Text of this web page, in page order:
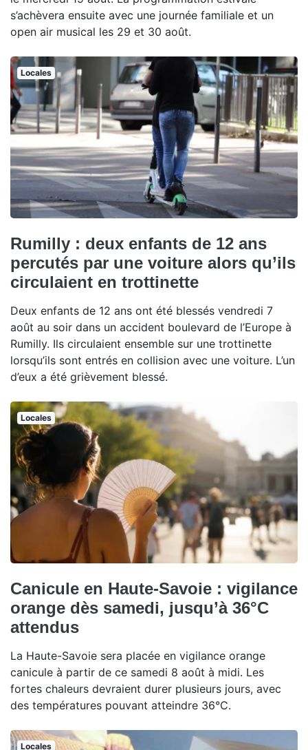
s’achèvera ensuite avec une journée familiale et un
open air musical les 29 et 30 août.
Locales
Rumilly : deux enfants de 12 ans
percutés par une voiture alors qu’ils
circulaient en trottinette
Deux enfants de 12 ans ont été blessés vendredi 7
août au soir dans un accident boulevard de l’Europe à
Rumilly. Ils circulaient ensemble sur une trottinette
lorsqu’ils sont entrés en collision avec une voiture. L’un
d’eux a été grièvement blessé.
Locales
Canicule en Haute-Savoie : vigilance
orange dès samedi, jusqu’à 36°C
attendus
La Haute-Savoie sera placée en vigilance orange
canicule à partir de ce samedi 8 août à midi. Les
fortes chaleurs devraient durer plusieurs jours, avec
des températures pouvant atteindre 36°C.
Locales